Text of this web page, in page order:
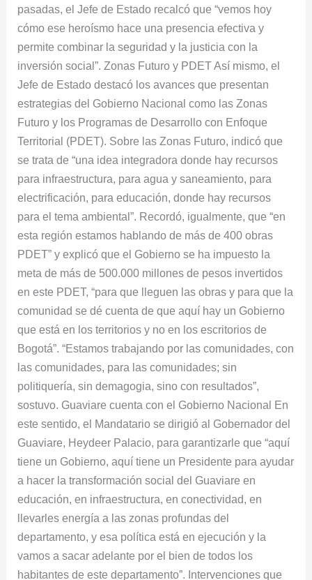
pasadas, el Jefe de Estado recalcó que “vemos hoy
cómo ese heroísmo hace una presencia efectiva y
permite combinar la seguridad y la justicia con la
inversión social”. Zonas Futuro y PDET Así mismo, el
Jefe de Estado destacó los avances que presentan
estrategias del Gobierno Nacional como las Zonas
Futuro y los Programas de Desarrollo con Enfoque
Territorial (PDET). Sobre las Zonas Futuro, indicó que
se trata de “una idea integradora donde hay recursos
para infraestructura, para agua y saneamiento, para
electrificación, para educación, donde hay recursos
para el tema ambiental”. Recordó, igualmente, que “en
esta región estamos hablando de más de 400 obras
PDET” y explicó que el Gobierno se ha impuesto la
meta de más de 500.000 millones de pesos invertidos
en este PDET, “para que lleguen las obras y para que la
comunidad se dé cuenta de que aquí hay un Gobierno
que está en los territorios y no en los escritorios de
Bogotá”. “Estamos trabajando por las comunidades, con
las comunidades, para las comunidades; sin
politiquería, sin demagogia, sino con resultados”,
sostuvo. Guaviare cuenta con el Gobierno Nacional En
este sentido, el Mandatario se dirigió al Gobernador del
Guaviare, Heydeer Palacio, para garantizarle que “aquí
tiene un Gobierno, aquí tiene un Presidente para ayudar
a hacer la transformación social del Guaviare en
educación, en infraestructura, en conectividad, en
llevarles energía a las zonas profundas del
departamento, y esa política está en ejecución y la
vamos a sacar adelante por el bien de todos los
habitantes de este departamento”. Intervenciones que